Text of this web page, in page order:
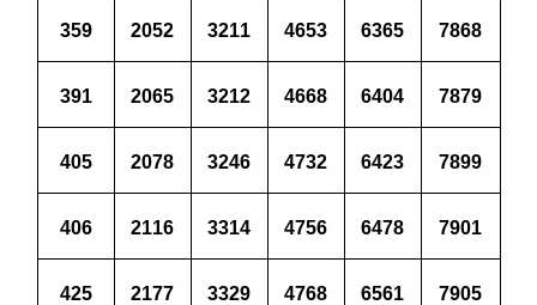
7868
6365
4653
3211
2052
359
7879
6404
4668
3212
2065
391
7899
6423
4732
3246
2078
405
7901
6478
4756
3314
2116
406
7905
6561
4768
3329
2177
425